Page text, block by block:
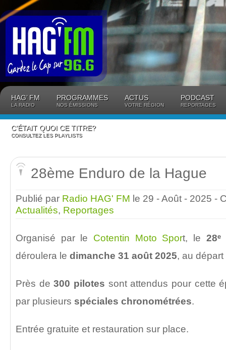
HAG’ FM
LA RADIO
PROGRAMMES
NOS ÉMISSIONS
ACTUS
VOTRE RÉGION
PODCAST
REPORTAGES
C’ÉTAIT QUOI CE TITRE?
CONSULTEZ LES PLAYLISTS
28ème Enduro de la Hague
Publié par Radio HAG' FM le 29 - Août - 2025 -
Actualités, Reportages
Organisé par le Cotentin Moto Sport, le 28ᵉ
déroulera le dimanche 31 août 2025, au
Près de300 pilotes sont attendus pour cette
par plusieurs spéciales chronométrées.
Entrée gratuite et restauration sur place.
Panneau de gestion des cookies